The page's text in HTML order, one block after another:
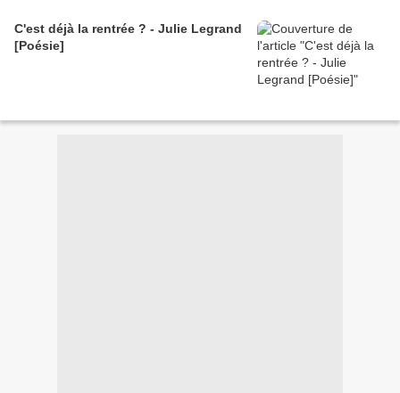
C'est déjà la rentrée ? - Julie Legrand
[Poésie]